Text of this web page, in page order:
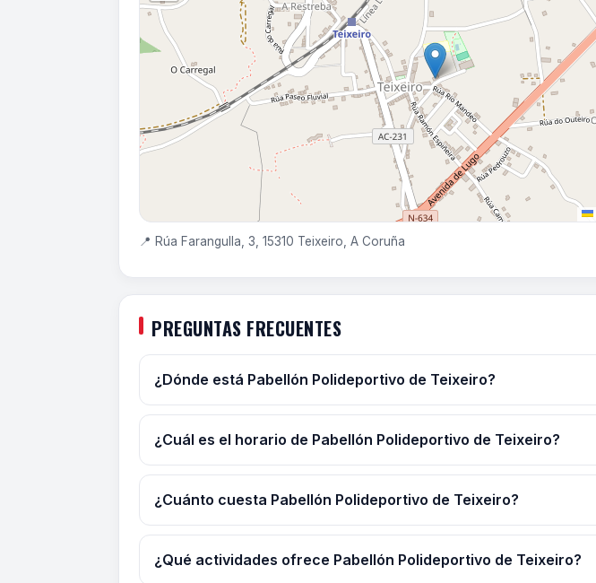
📍 Rúa Farangulla, 3, 15310 Teixeiro, A Coruña
PREGUNTAS FRECUENTES
¿Dónde está Pabellón Polideportivo de Teixeiro?
¿Cuál es el horario de Pabellón Polideportivo de Teixeiro?
¿Cuánto cuesta Pabellón Polideportivo de Teixeiro?
¿Qué actividades ofrece Pabellón Polideportivo de Teixeiro?